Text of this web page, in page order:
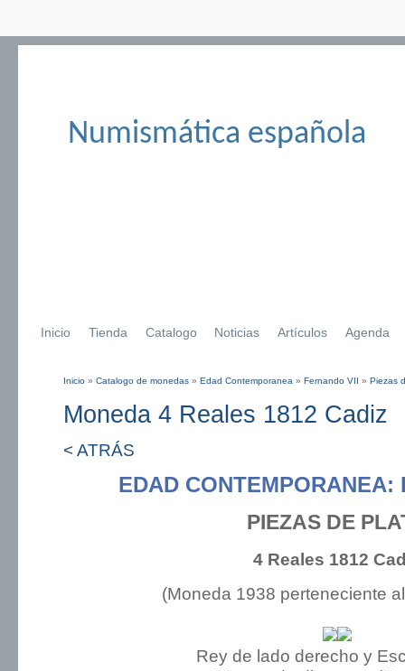
Numismática española
Inicio Tienda Catalogo Noticias Artículos Agenda
Inicio » Catalogo de monedas » Edad Contemporanea » Fernando VII » Piezas
Moneda 4 Reales 1812 Cadiz
< ATRÁS
EDAD CONTEMPORANEA:
PIEZAS DE
4 Reales 1812
(Moneda 1938 perteneciente
Rey de lado derecho y